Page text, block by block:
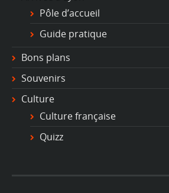
Pôle d’accueil
Guide pratique
Bons plans
Souvenirs
Culture
Culture française
Quizz